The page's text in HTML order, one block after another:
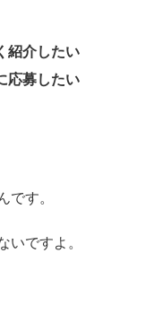
紹介したい
応募したい
です。
いですよ。